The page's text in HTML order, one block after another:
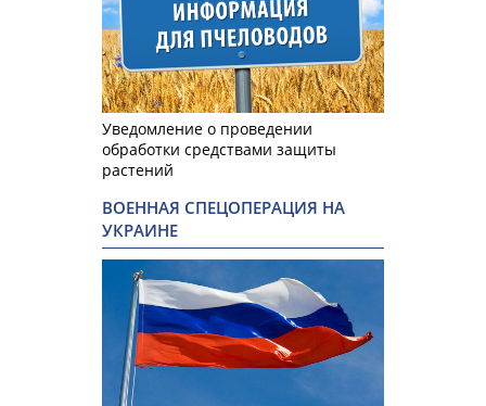
Уведомление о проведении
обработки средствами защиты
растений
ВОЕННАЯ СПЕЦОПЕРАЦИЯ НА
УКРАИНЕ